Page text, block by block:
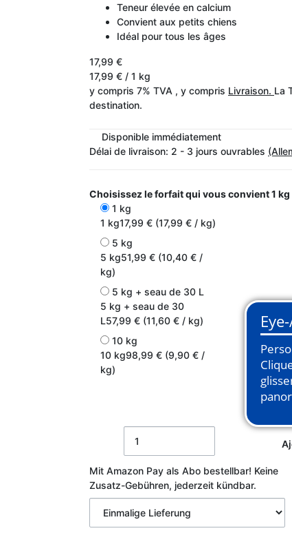
Teneur élevée en calcium
Convient aux petits chiens
Idéal pour tous les âges
17,99 €
17,99 € / 1 kg
y compris 7% TVA , y compris Livraison. La
destination.
Disponible immédiatement
Délai de livraison: 2 - 3 jours ouvrables
Choisissez le forfait qui vous convient1 kg
1 kg
1 kg17,99 € (17,99 € / kg)
5 kg
5 kg51,99 € (10,40 € /
kg)
5 kg + seau de 30 L
5 kg + seau de 30
L57,99 € (11,60 € / kg)
10 kg
10 kg98,99 € (9,90 € /
kg)
Mit Amazon Pay als Abo bestellbar! Keine
Zusatz-Gebühren, jederzeit kündbar.